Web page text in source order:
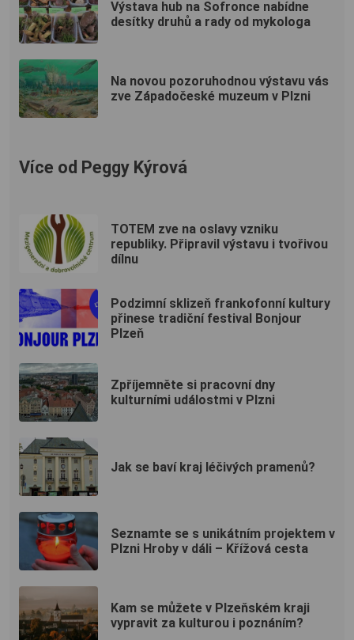
Výstava hub na Sofronce nabídne
desítky druhů a rady od mykologa
Na novou pozoruhodnou výstavu vás
zve Západočeské muzeum v Plzni
Více od Peggy Kýrová
TOTEM zve na oslavy vzniku
republiky. Připravil výstavu i tvořivou
dílnu
Podzimní sklizeň frankofonní kultury
přinese tradiční festival Bonjour
Plzeň
Zpříjemněte si pracovní dny
kulturními událostmi v Plzni
Jak se baví kraj léčivých pramenů?
Seznamte se s unikátním projektem v
Plzni Hroby v dáli – Křížová cesta
Kam se můžete v Plzeňském kraji
vypravit za kulturou i poznáním?